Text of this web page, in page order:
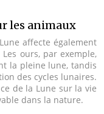
les animaux
affecte également
ours, par exemple,
la pleine lune, tandis
des cycles lunaires.
de la Lune sur la vie
dans la nature.